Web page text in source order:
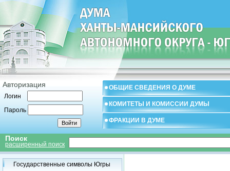
Авторизация
Логин
Пароль
ОБЩИЕ СВЕДЕНИЯ О ДУМЕ
КОМИТЕТЫ И КОМИССИИ ДУМЫ
ФРАКЦИИ В ДУМЕ
Поиск
расширенный поиск
Государственные символы Югры